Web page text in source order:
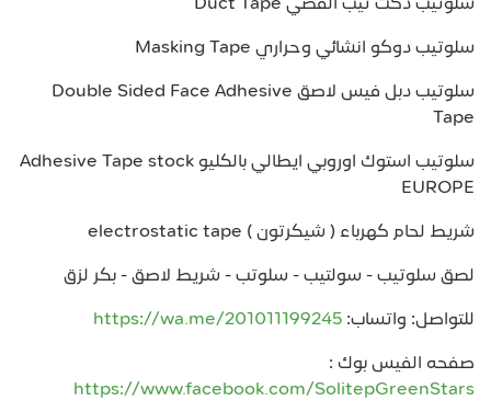
سلوتيب دكت تيب الفضي Duct Tape
سلوتيب دوكو انشائي وحراري Masking Tape
سلوتيب دبل فيس لاصق Double Sided Face Adhesive
Tape
سلوتيب استوك اوروبي ايطالي بالكليو Adhesive Tape stock
EUROPE
شريط لحام كهرباء ( شيكرتون ) electrostatic tape
لصق سلوتيب - سولتيب - سلوتب - شريط لاصق - بكر لزق
للتواصل: واتساب: https://wa.me/201011199245
صفحه الفيس بوك :
https://www.facebook.com/SolitepGreenStars